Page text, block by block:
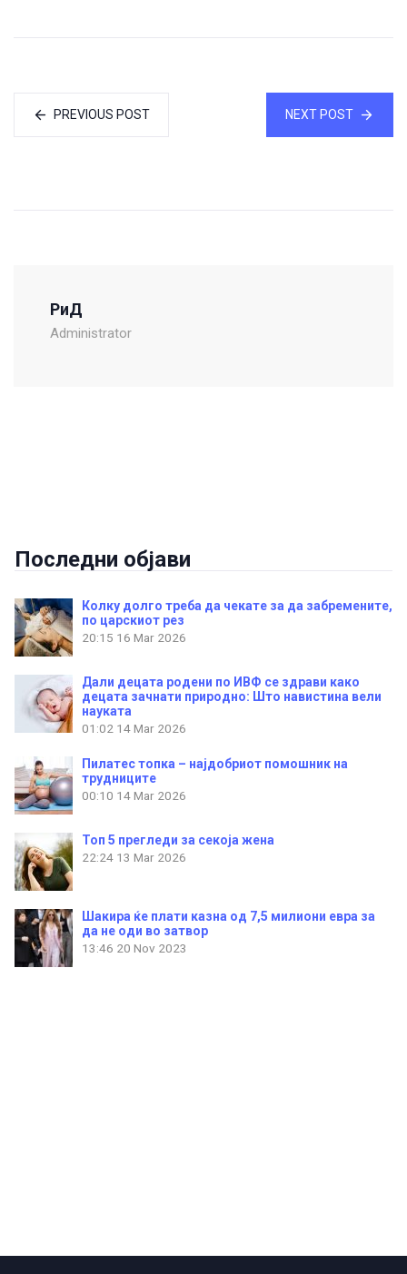
PREVIOUS POST NEXT POST
РиД
Administrator
Последни објави
Колку долго треба да чекате за да забремените,
по царскиот рез
20:15 16 Mar 2026
Дали децата родени по ИВФ се здрави како
децата зачнати природно: Што навистина вели
науката
01:02 14 Mar 2026
Пилатес топка – најдобриот помошник на
трудниците
00:10 14 Mar 2026
Топ 5 прегледи за секоја жена
22:24 13 Mar 2026
Шакира ќе плати казна од 7,5 милиони евра за
да не оди во затвор
13:46 20 Nov 2023